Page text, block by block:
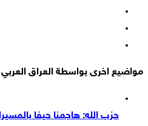
مواضيع اخرى بواسطة العراق العربي
حزب الله: هاجمنا حيفا